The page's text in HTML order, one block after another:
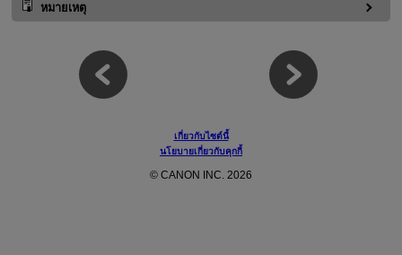
หมายเหตุ
เกี่ยวกับไซต์นี้
นโยบายเกี่ยวกับคุกกี้
© CANON INC. 2026